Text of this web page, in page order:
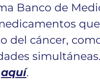
Banco de
del cáncer,
aquí.